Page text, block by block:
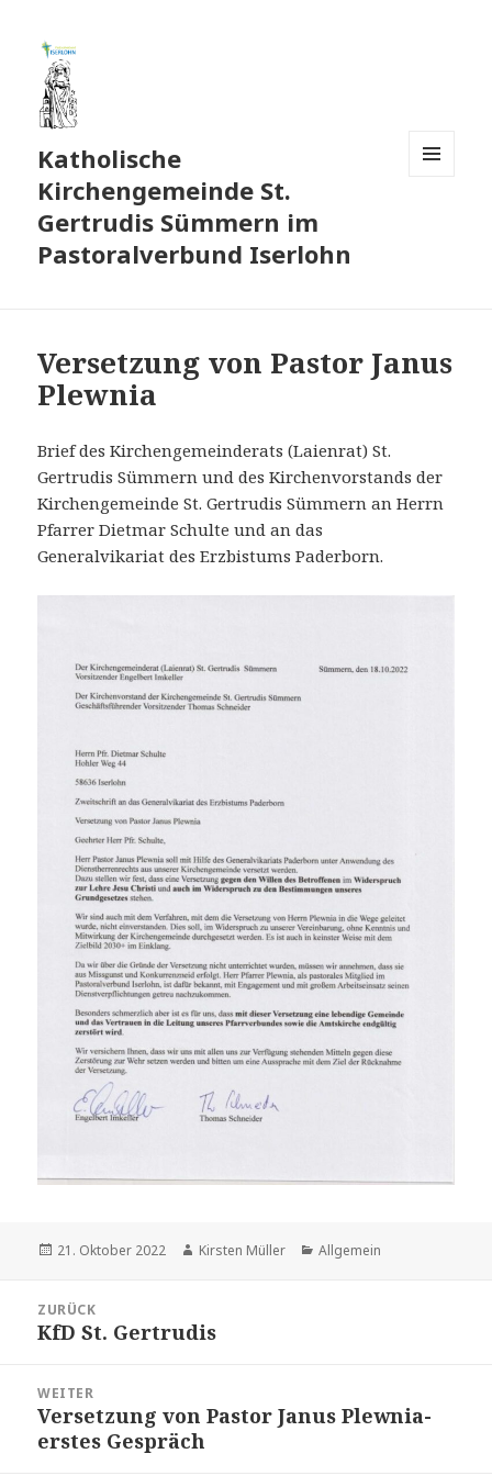
Katholische
Kirchengemeinde St.
Gertrudis Sümmern im
Pastoralverbund Iserlohn
Versetzung von Pastor Janus
Plewnia
Brief des Kirchengemeinderats (Laienrat) St.
Gertrudis Sümmern und des Kirchenvorstands der
Kirchengemeinde St. Gertrudis Sümmern an Herrn
Pfarrer Dietmar Schulte und an das
Generalvikariat des Erzbistums Paderborn.
Veröffentlicht
21. Oktober 2022 Autor
Kirsten Müller Kategorien
Allgemein
ZURÜCK
Vorheriger
KfD St. Gertrudis
WEITER
Nächster
Beitrag:
Versetzung von Pastor Janus Plewnia-
erstes Gespräch